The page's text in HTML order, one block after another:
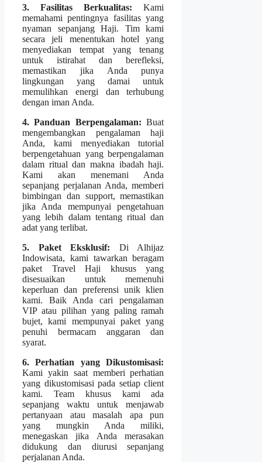
3. Fasilitas Berkualitas: Kami
memahami pentingnya fasilitas yang
nyaman sepanjang Haji. Tim kami
secara jeli menentukan hotel yang
menyediakan tempat yang tenang
untuk istirahat dan berefleksi,
memastikan jika Anda punya
lingkungan yang damai untuk
memulihkan energi dan terhubung
dengan iman Anda.
4. Panduan Berpengalaman: Buat
mengembangkan pengalaman haji
Anda, kami menyediakan tutorial
berpengetahuan yang berpengalaman
dalam ritual dan makna ibadah haji.
Kami akan menemani Anda
sepanjang perjalanan Anda, memberi
bimbingan dan support, memastikan
jika Anda mempunyai pengetahuan
yang lebih dalam tentang ritual dan
adat yang terlibat.
5. Paket Eksklusif: Di Alhijaz
Indowisata, kami tawarkan beragam
paket Travel Haji khusus yang
disesuaikan untuk memenuhi
keperluan dan preferensi unik klien
kami. Baik Anda cari pengalaman
VIP atau pilihan yang paling ramah
bujet, kami mempunyai paket yang
penuhi bermacam anggaran dan
syarat.
6. Perhatian yang Dikustomisasi:
Kami yakin saat memberi perhatian
yang dikustomisasi pada setiap client
kami. Team khusus kami ada
sepanjang waktu untuk menjawab
pertanyaan atau masalah apa pun
yang mungkin Anda miliki,
menegaskan jika Anda merasakan
didukung dan diurusi sepanjang
perjalanan Anda.